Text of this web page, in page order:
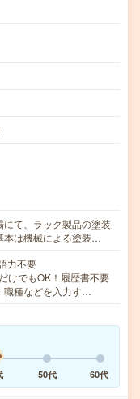
て、ラック製品の塗装
本は機械による塗装…
力不要
けでもOK！履歴書不要
職種などを入力す…
50代 60代